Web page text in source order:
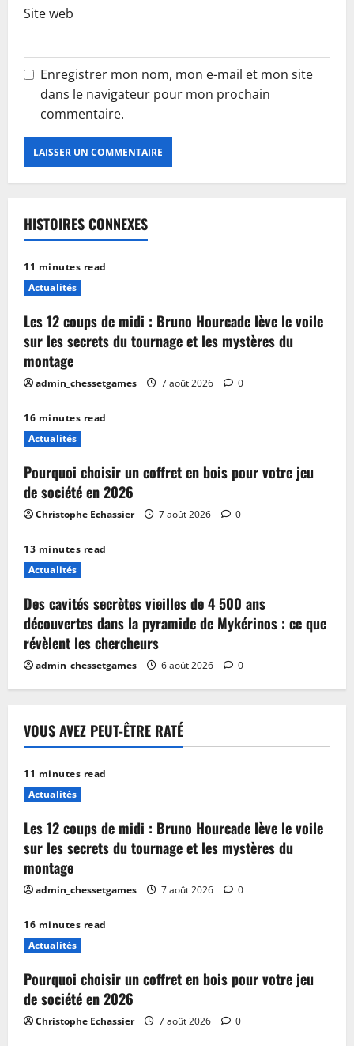
Site web
Enregistrer mon nom, mon e-mail et mon site
dans le navigateur pour mon prochain
commentaire.
HISTOIRES CONNEXES
11 minutes read
Actualités
Les 12 coups de midi : Bruno Hourcade lève le voile
sur les secrets du tournage et les mystères du
montage
admin_chessetgames 7 août 2026 0
16 minutes read
Actualités
Pourquoi choisir un coffret en bois pour votre jeu
de société en 2026
Christophe Echassier 7 août 2026 0
13 minutes read
Actualités
Des cavités secrètes vieilles de 4 500 ans
découvertes dans la pyramide de Mykérinos : ce que
révèlent les chercheurs
admin_chessetgames 6 août 2026 0
VOUS AVEZ PEUT-ÊTRE RATÉ
11 minutes read
Actualités
Les 12 coups de midi : Bruno Hourcade lève le voile
sur les secrets du tournage et les mystères du
montage
admin_chessetgames 7 août 2026 0
16 minutes read
Actualités
Pourquoi choisir un coffret en bois pour votre jeu
de société en 2026
Christophe Echassier 7 août 2026 0